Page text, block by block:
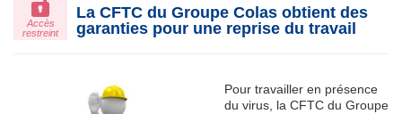
Accès
restreint
La CFTC du Groupe Colas obtient des
garanties pour une reprise du travail
Pour travailler en présence
du virus, la CFTC du Groupe